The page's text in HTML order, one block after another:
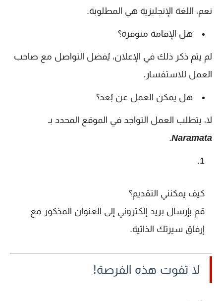
نعم، اللغة الإنجليزية هي المطلوبة.
هل الإقامة متوفرة؟
لم يتم ذكر ذلك في الإعلان، يُفضل التواصل مع صاحب
العمل للاستفسار.
هل يمكن العمل عن بُعد؟
لا، يتطلب العمل التواجد في الموقع المحدد بـ
Naramata
.
كيف يمكنني التقديم؟
قم بإرسال بريد إلكتروني إلى العنوان المذكور مع
إرفاق سيرتك الذاتية.
لا تفوت هذه الفرصة!